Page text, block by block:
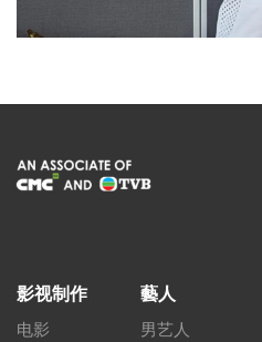
影视制作
电影
藝人
男艺人